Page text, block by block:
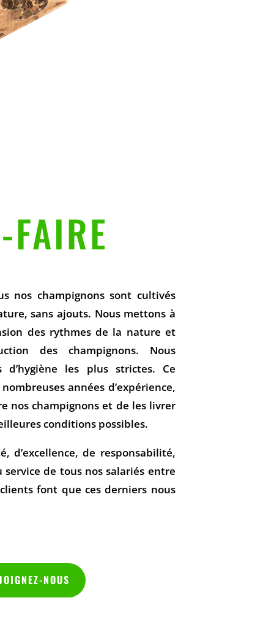
nos champignons sont cultivés
sans ajouts. Nous mettons à
des rythmes de la nature et
des champignons. Nous
d’hygiène les plus strictes. Ce
années d’expérience,
nos champignons et de les livrer
conditions possibles.
d’excellence, de responsabilité,
de tous nos salariés entre
font que ces derniers nous
NOUS